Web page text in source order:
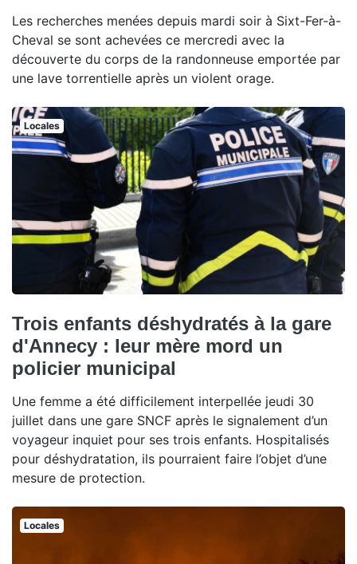
Les recherches menées depuis mardi soir à Sixt-Fer-à-
Cheval se sont achevées ce mercredi avec la
découverte du corps de la randonneuse emportée par
une lave torrentielle après un violent orage.
Locales
Trois enfants déshydratés à la gare
d'Annecy : leur mère mord un
policier municipal
Une femme a été difficilement interpellée jeudi 30
juillet dans une gare SNCF après le signalement d’un
voyageur inquiet pour ses trois enfants. Hospitalisés
pour déshydratation, ils pourraient faire l’objet d’une
mesure de protection.
Locales